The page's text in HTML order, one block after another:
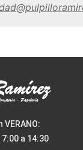
a 14:30